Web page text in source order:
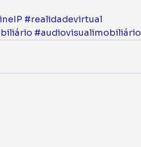
#realidadevirtual
#audiovisualimobiliário